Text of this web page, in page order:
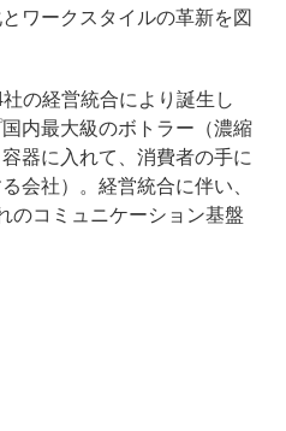
ワークスタイルの革新を図
の経営統合により誕生し
内最大級のボトラー（濃縮
器に入れて、消費者の手に
会社）。経営統合に伴い、
のコミュニケーション基盤